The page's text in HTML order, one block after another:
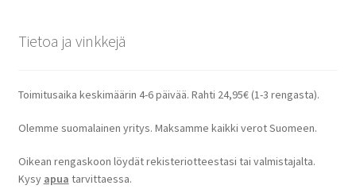
Tietoa ja vinkkejä
Toimitusaika keskimäärin 4-6 päivää. Rahti 24,95€ (1-3 rengasta).
Olemme suomalainen yritys. Maksamme kaikki verot Suomeen.
Oikean rengaskoon löydät rekisteriotteestasi tai valmistajalta.
Kysy apua tarvittaessa.